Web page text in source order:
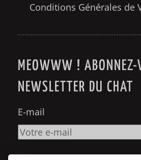
crime
1
cuisine
culture
1
Conditions Générales de
MEOWWW !
NEWSLETTER DU CHAT
E-mail